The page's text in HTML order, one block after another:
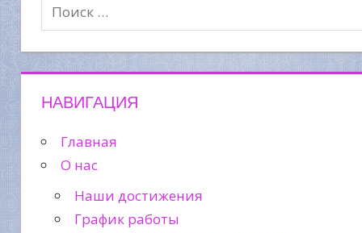
НАВИГАЦИЯ
Главная
О нас
Наши достижения
График работы